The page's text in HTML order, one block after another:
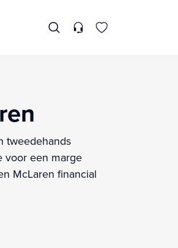
tweedehands
voor een marge
McLaren financial